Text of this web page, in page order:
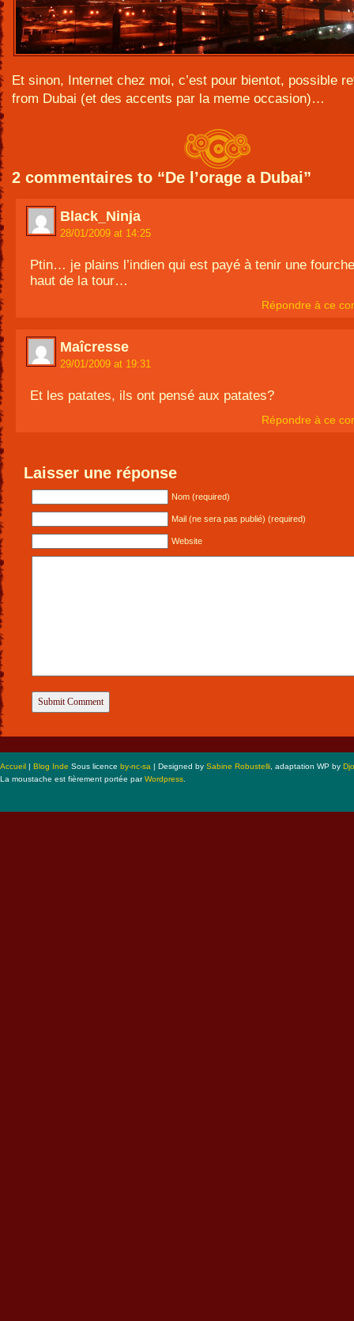
Et sinon, Internet chez moi, c’est pour bientot, possible
from Dubai (et des accents par la meme occasion)…
2 commentaires to “De l’orage a Dubai”
Black_Ninja
28/01/2009 at 14:25
Ptin… je plains l’indien qui est payé à tenir une
haut de la tour…
Répondre à ce
Maîcresse
29/01/2009 at 19:31
Et les patates, ils ont pensé aux patates?
Répondre à ce
Laisser une réponse
Nom (required)
Mail (ne sera pas publié) (required)
Website
Accueil | Blog Inde Sous licence by-nc-sa | Designed by Sabine Robustelli , adaptation WP by
La moustache est fièrement portée parWordpress